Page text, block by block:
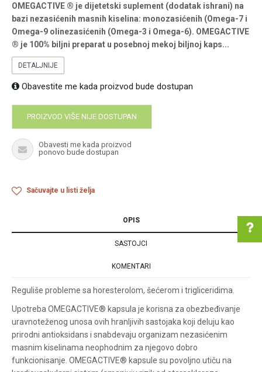
OMEGACTIVE ® je dijetetski suplement (dodatak ishrani) na
bazi nezasićenih masnih kiselina: monozasićenih (Omega-7 i
Omega-9 olinezasićenih (Omega-3 i Omega-6). OMEGACTIVE
® je 100% biljni preparat u posebnoj mekoj biljnoj kaps...
DETALJNIJE
Obavestite me kada proizvod bude dostupan
PROIZVOD VIŠE NIJE DOSTUPAN
Obavesti me kada proizvod
ponovo bude dostupan
Sačuvajte u listi želja
Za više informacija u
vezi online porudžbine
pišite nam:
customers@oazazdrav
OPIS
SASTOJCI
KOMENTARI
Reguliše probleme sa horesterolom, šećerom i trigliceridima.
Upotreba OMEGACTIVE® kapsula je korisna za obezbeđivanje
uravnoteženog unosa ovih hranljivih sastojaka koji deluju kao
prirodni antioksidans i snabdevaju organizam nezasićenim
masnim kiselinama neophodnim za njegovo dobro
funkcionisanje. OMEGACTIVE® kapsule su povoljno utiču na